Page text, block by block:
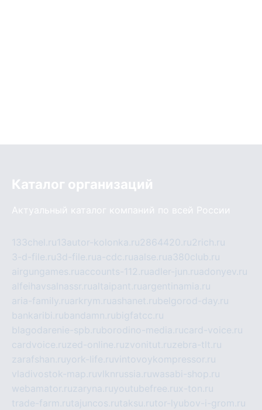
Каталог организаций
Актуальный каталог компаний по всей России
133chel.ru13autor-kolonka.ru2864420.ru2rich.ru
3-d-file.ru3d-file.rua-cdc.ruaalse.rua380club.ru
airgungames.ruaccounts-112.ruadler-jun.ruadonyev.ru
alfeihavsalnassr.rualtaipant.ruargentinamia.ru
aria-family.ruarkrym.ruashanet.rubelgorod-day.ru
bankaribi.rubandamn.rubigfatcc.ru
blagodarenie-spb.ruborodino-media.rucard-voice.ru
cardvoice.ruzed-online.ruzvonitut.ruzebra-tlt.ru
zarafshan.ruyork-life.ruvintovoykompressor.ru
vladivostok-map.ruvlknrussia.ruwasabi-shop.ru
webamator.ruzaryna.ruyoutubefree.rux-ton.ru
trade-farm.rutajuncos.rutaksu.rutor-lyubov-i-grom.ru